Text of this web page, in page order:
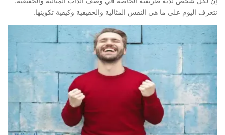
نتعرف اليوم على ما هي النفس المثالية والحقيقية وكيفية تكوينها.